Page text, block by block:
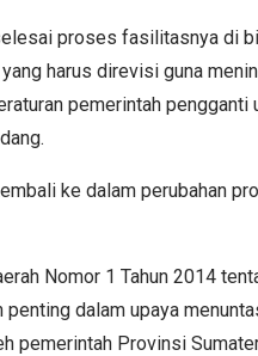
proses fasilitasnya di
harus direvisi guna
pemerintah pengganti
ke dalam perubahan
Nomor 1 Tahun 2014
dalam upaya
pemerintah Provinsi